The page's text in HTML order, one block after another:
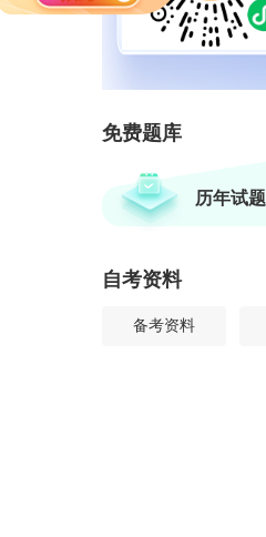
免费题库
历年试题
自考资料
备考资料